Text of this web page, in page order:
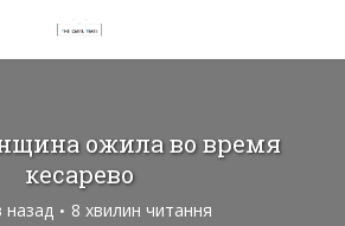
ожила во время
кесарево
назад 8 хвилин читання